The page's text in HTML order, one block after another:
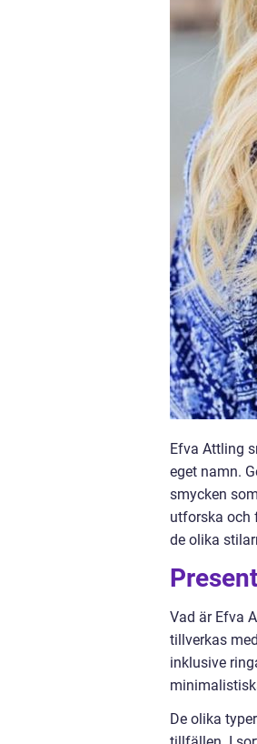
Efva Attling
eget namn.
smycken
utforska och
de olika
Vad är Efva
tillverkas
inklusive
De olika